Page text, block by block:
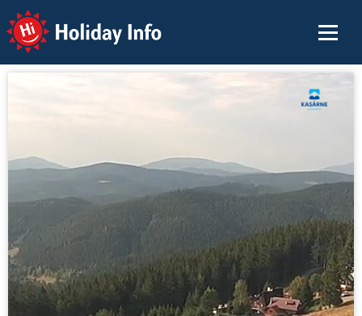
Holiday Info